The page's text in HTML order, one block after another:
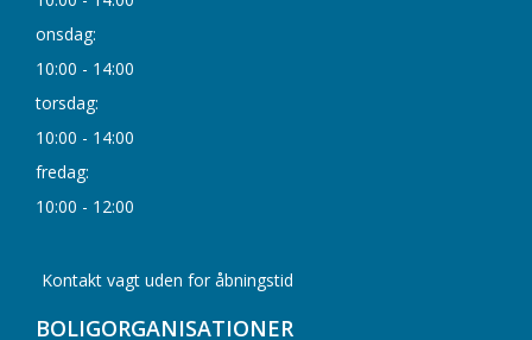
onsdag:
10:00 - 14:00
torsdag:
10:00 - 14:00
fredag:
10:00 - 12:00
Kontakt vagt uden for åbningstid
BOLIGORGANISATIONER